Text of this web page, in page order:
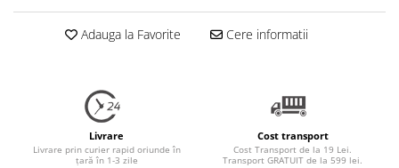
Adauga la Favorite Cere informatii
Livrare
Livrare prin curier rapid oriunde în
țară în 1-3 zile
Cost transport
Cost Transport de la 19 Lei.
Transport GRATUIT de la 599 lei.